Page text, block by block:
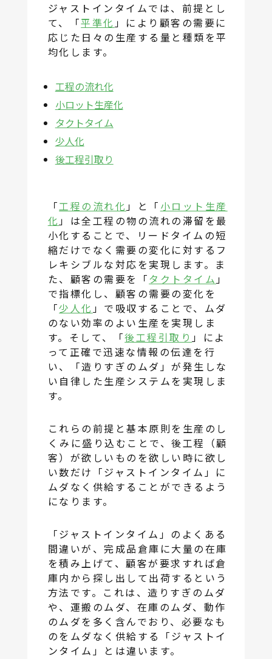
ジャストインタイムでは、前提とし
て、「平準化 」により顧客の需要に
応じた日々の生産する量と種類を平
均化します。
工程の流れ化
小ロット生産化
タクトタイム
少人化
後工程引取り
「工程の流れ化」と「 小ロット生産
化」は全工程の物の流れの滞留を最
小化することで、リードタイムの短
縮だけでなく需要の変化に対するフ
レキシブルな対応を実現します。ま
た、顧客の需要を「タクトタイム」
で指標化し、顧客の需要の変化を
「少人化 」で吸収することで、ムダ
のない効率のよい生産を実現しま
す。そして、「後工程引取り 」によ
って正確で迅速な情報の伝達を行
い、「造りすぎのムダ」が発生しな
い自律した生産システムを実現しま
す。
これらの前提と基本原則を生産のし
くみに盛り込むことで、後工程（顧
客）が欲しいものを欲しい時に欲し
い数だけ「ジャストインタイム」に
ムダなく供給することができるよう
になります。
「ジャストインタイム」のよくある
間違いが、完成品倉庫に大量の在庫
を積み上げて、顧客が要求すれば倉
庫内から探し出して出荷するという
方法です。これは、造りすぎのムダ
や、運搬のムダ、在庫のムダ、動作
のムダを多く含んでおり、必要なも
のをムダなく供給する「ジャストイ
ンタイム」とは違います。